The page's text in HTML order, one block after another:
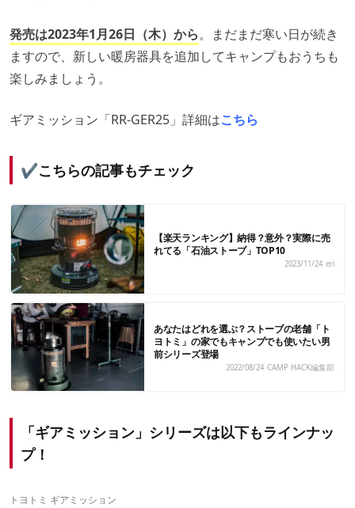
発売は2023年1月26日（木）から。まだまだ寒い日が続き
ますので、新しい暖房器具を追加してキャンプもおうちも
楽しみましょう。
ギアミッション「RR-GER25」詳細はこちら
✔︎こちらの記事もチェック
【楽天ランキング】納得？意外？実際に売
れてる「石油ストーブ」TOP10
2023/11/24 eri
あなたはどれを選ぶ？ストーブの老舗「ト
ヨトミ」の家でもキャンプでも使いたい男
前シリーズ登場
2022/08/24 CAMP HACK編集部
「ギアミッション」シリーズは以下もラインナッ
プ！
トヨトミ ギアミッション